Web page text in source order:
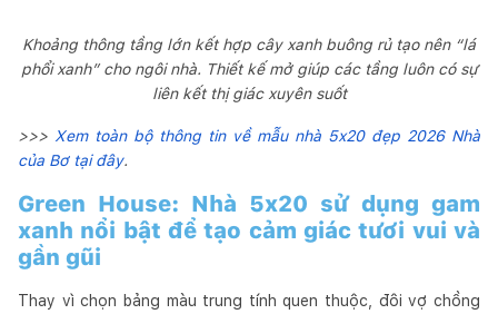
Khoảng thông tầng lớn kết hợp cây xanh buông rủ tạo nên “lá
phổi xanh” cho ngôi nhà. Thiết kế mở giúp các tầng luôn có sự
liên kết thị giác xuyên suốt
>>> Xem toàn bộ thông tin về mẫu nhà 5x20 đẹp 2026 Nhà
của Bơ tại đây.
Green House: Nhà 5x20 sử dụng gam
xanh nổi bật để tạo cảm giác tươi vui và
gần gũi
Thay vì chọn bảng màu trung tính quen thuộc, đôi vợ chồng